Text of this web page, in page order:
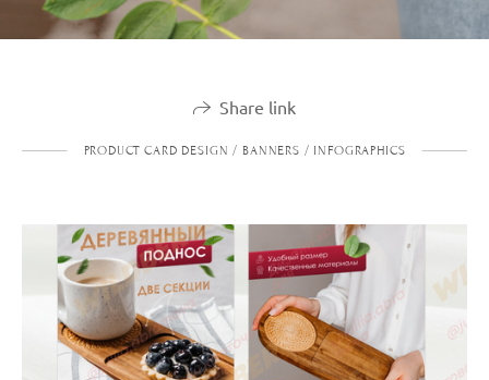
Share link
PRODUCT CARD DESIGN / BANNERS / INFOGRAPHICS